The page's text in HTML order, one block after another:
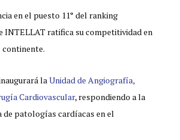
en el puesto 11° del ranking
INTELLAT ratifica su competitividad en
laUnidad de Angiografía,
Cardiovascular, respondiendo a la
de patologías cardíacas en el